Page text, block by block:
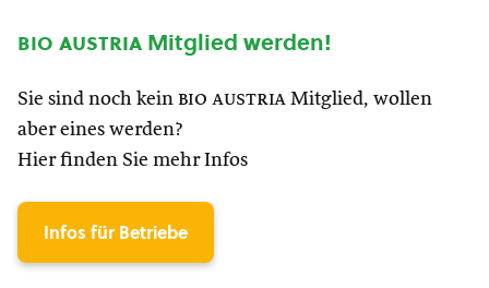
bio austria Mitglied werden!
Sie sind noch kein bio austria Mitglied, wollen
aber eines werden?
Hier finden Sie mehr Infos
Infos für Betriebe